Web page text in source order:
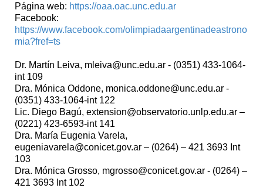
Página web: https://oaa.oac.unc.edu.ar
Facebook:
https://www.facebook.com/olimpiadaargentinadeastrono
mia?fref=ts
Dr. Martín Leiva, mleiva@unc.edu.ar - (0351) 433-1064-
int 109
Dra. Mónica Oddone, monica.oddone@unc.edu.ar -
(0351) 433-1064-int 122
Lic. Diego Bagú, extension@observatorio.unlp.edu.ar –
(0221) 423-6593-int 141
Dra. María Eugenia Varela,
eugeniavarela@conicet.gov.ar – (0264) – 421 3693 Int
103
Dra. Mónica Grosso, mgrosso@conicet.gov.ar - (0264) –
421 3693 Int 102